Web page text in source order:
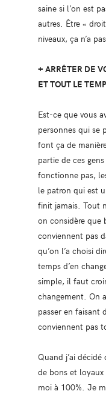
saine si l’on est
autres. Être «
niveaux, ça n’a
+ ARRÊTER DE
ET TOUT LE
Est-ce que vous
personnes qui se
font ça de
partie de ces
fonctionne pas,
le patron qui est
finit jamais. Tout
on considère que
conviennent pas
qu’on l’a choisi
temps d’en
simple, il faut
changement. On
passer en faisant
conviennent pas
Quand j’ai
de bons et loyaux
moi à 100%. Je